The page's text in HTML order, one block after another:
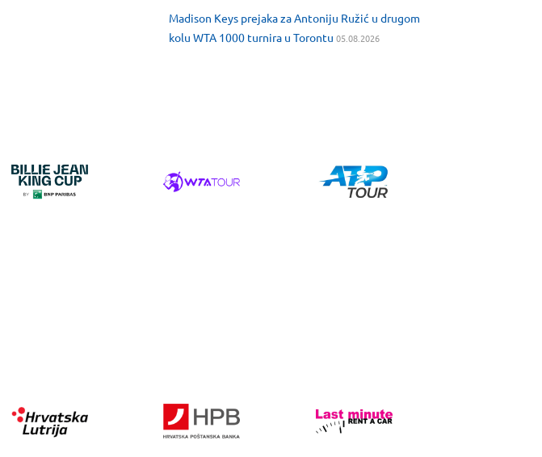
Madison Keys prejaka za Antoniju Ružić u drugom
kolu WTA 1000 turnira u Torontu 05.08.2026